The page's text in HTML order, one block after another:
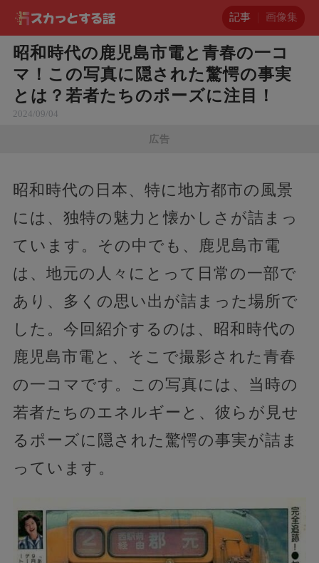
記事 画像集
昭和時代の鹿児島市電と青春の一コ
マ！この写真に隠された驚愕の事実
とは？若者たちのポーズに注目！
2024/09/04
広告
昭和時代の日本、特に地方都市の風景
には、独特の魅力と懐かしさが詰まっ
ています。その中でも、鹿児島市電
は、地元の人々にとって日常の一部で
あり、多くの思い出が詰まった場所で
した。今回紹介するのは、昭和時代の
鹿児島市電と、そこで撮影された青春
の一コマです。この写真には、当時の
若者たちのエネルギーと、彼らが見せ
るポーズに隠された驚愕の事実が詰ま
っています。